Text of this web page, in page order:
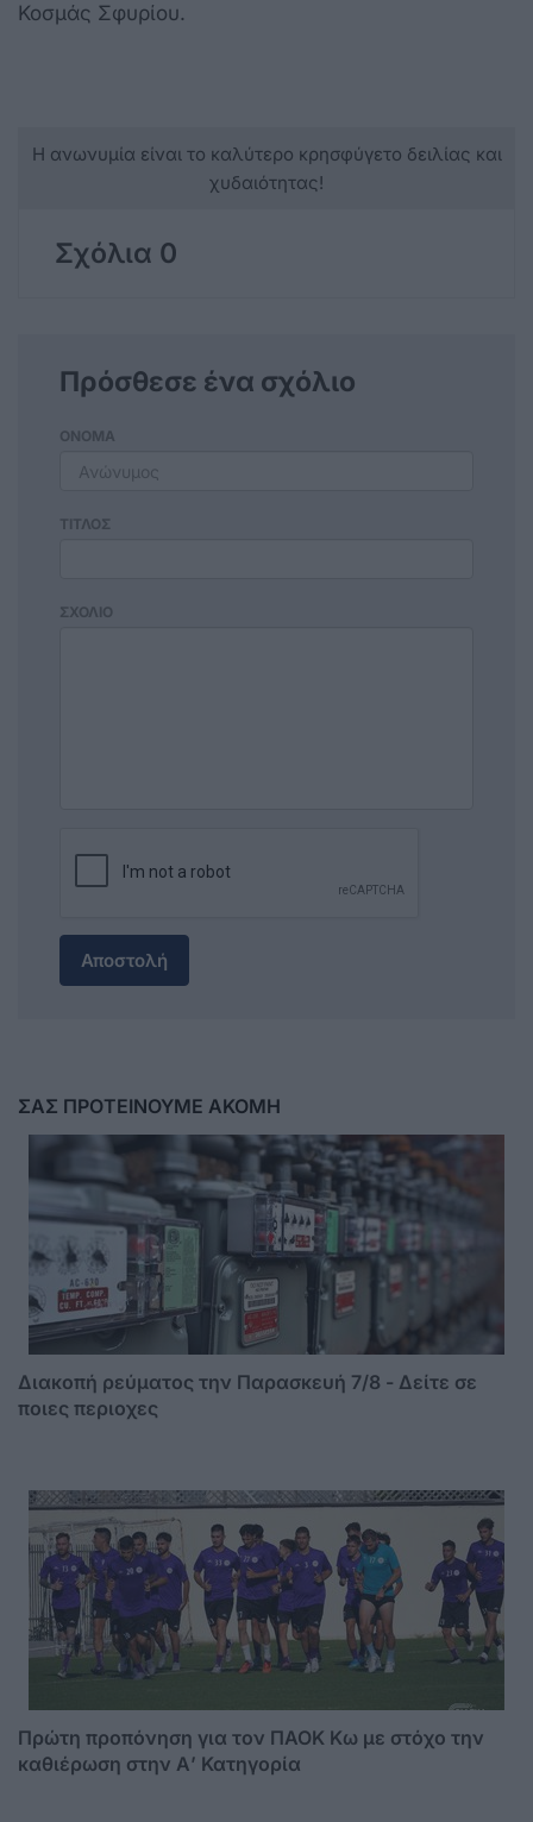
Κοσμάς Σφυρίου.
Η ανωνυμία είναι το καλύτερο κρησφύγετο δειλίας και
χυδαιότητας!
Σχόλια 0
Πρόσθεσε ένα σχόλιο
ΟΝΟΜΑ
ΤΙΤΛΟΣ
ΣΧΟΛΙΟ
Αποστολή
ΣΑΣ ΠΡΟΤΕΙΝΟΥΜΕ ΑΚΟΜΗ
Διακοπή ρεύματος την Παρασκευή 7/8 - Δείτε σε
ποιες περιοχες
Πρώτη προπόνηση για τον ΠΑΟΚ Κω με στόχο την
καθιέρωση στην Α’ Κατηγορία